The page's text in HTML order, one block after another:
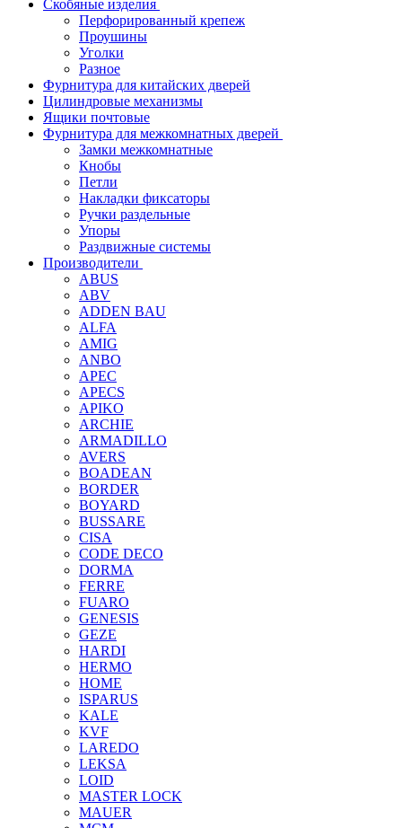
Скобяные изделия
Перфорированный крепеж
Проушины
Уголки
Разное
Фурнитура для китайских дверей
Цилиндровые механизмы
Ящики почтовые
Фурнитура для межкомнатных дверей
Замки межкомнатные
Кнобы
Петли
Накладки фиксаторы
Ручки раздельные
Упоры
Раздвижные системы
Производители
ABUS
ABV
ADDEN BAU
ALFA
AMIG
ANBO
APEC
APECS
APIKO
ARCHIE
ARMADILLO
AVERS
BOADEAN
BORDER
BOYARD
BUSSARE
CISA
CODE DECO
DORMA
FERRE
FUARO
GENESIS
GEZE
HARDI
HERMO
HOMЕ
ISPARUS
KALE
KVF
LAREDO
LEKSA
LOID
MASTER LOCK
MAUER